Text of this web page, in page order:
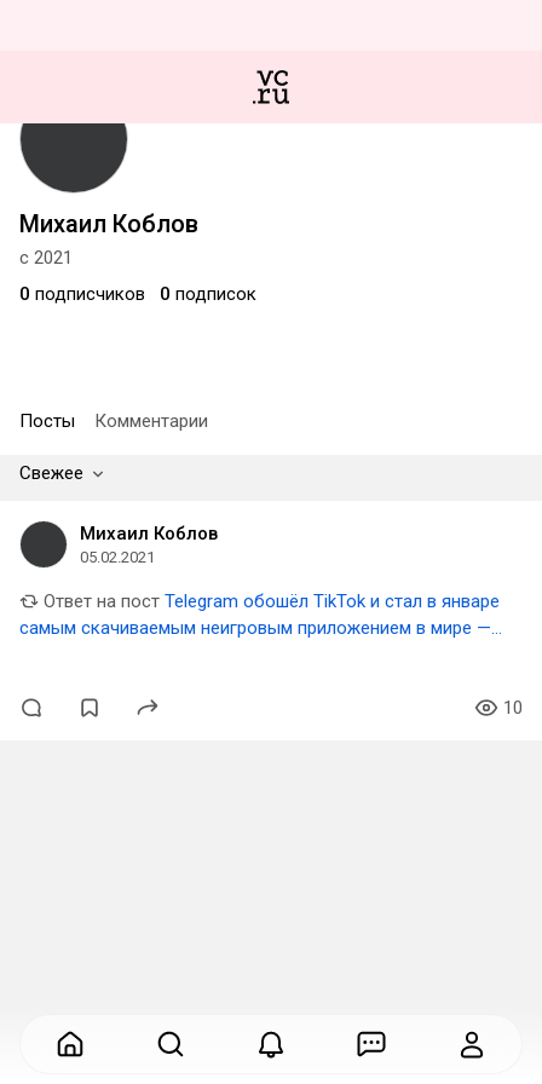
Михаил Коблов
с 2021
0 подписчиков 0 подписок
Посты Комментарии
Свежее
Михаил Коблов
05.02.2021
Ответ на пост Telegram обошёл TikTok и стал в январе
самым скачиваемым неигровым приложением в мире —
10